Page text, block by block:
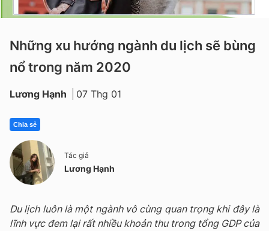
Những xu hướng ngành du lịch sẽ bùng
nổ trong năm 2020
Lương Hạnh 07 Thg 01
Chia sẻ
Tác giả
Lương Hạnh
Du lịch luôn là một ngành vô cùng quan trọng khi đây là
lĩnh vực đem lại rất nhiều khoản thu trong tổng GDP của